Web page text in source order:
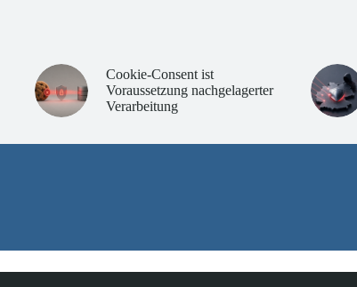
Cookie-Consent ist
Voraussetzung nachgelagerter
Verarbeitung